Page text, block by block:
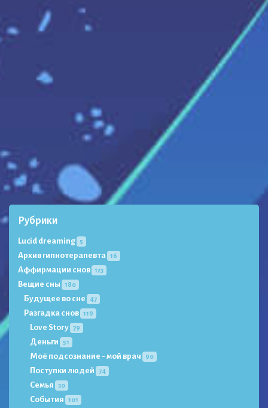
Рубрики
Lucid dreaming 5
Архив гипнотерапевта 16
Аффирмации снов 123
Вещие сны 180
Будущее во сне 47
Разгадка снов 119
Love Story 79
Деньги 51
Моё подсознание - мой врач 90
Поступки людей 74
Семья 30
События 101